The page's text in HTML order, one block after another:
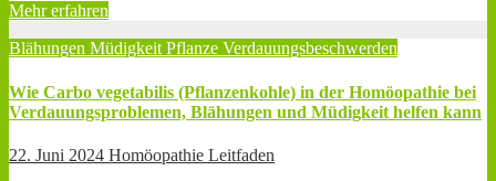
Mehr erfahren
Blähungen MüdigkeitPflanze Verdauungsbeschwerden
Wie Carbo vegetabilis (Pflanzenkohle) in der Homöopathie bei
Verdauungsproblemen, Blähungen und Müdigkeit helfen kann
22. Juni 2024 Homöopathie Leitfaden